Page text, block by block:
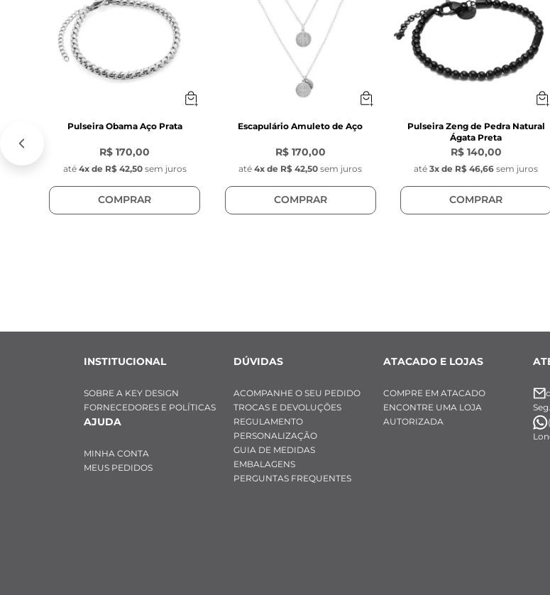
Características do Pingente Key Design:
- Pingente redondo com gravação da chave da Key
- Diâmetro: 1 cm
- Espessura: 1 mm
- Material: Aço inoxidável
- Posição do pingente: Fixo no fecho
Pulseira Obama Aço Prata
R$ 170,00
até 4x de R$ 42,50 sem juros
COMPRAR
Escapulário Amuleto de Aço
R$ 170,00
até 4x de R$ 42,50 sem juros
COMPRAR
Pulseira Zeng de Pedra Natural
Ágata Preta
R$ 140,00
até 3x de R$ 46,66 sem juros
COMPRAR
INSTITUCIONAL
SOBRE A KEY DESIGN
FORNECEDORES E POLÍTICAS
AJUDA
MINHA CONTA
MEUS PEDIDOS
DÚVIDAS
ACOMPANHE O SEU PEDIDO
TROCAS E DEVOLUÇÕES
REGULAMENTO
PERSONALIZAÇÃO
GUIA DE MEDIDAS
EMBALAGENS
PERGUNTAS FREQUENTES
ATACADO E LOJAS
COMPRE EM ATACADO
ENCONTRE UMA LOJA
AUTORIZADA